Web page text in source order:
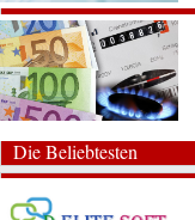
Die Beliebtesten